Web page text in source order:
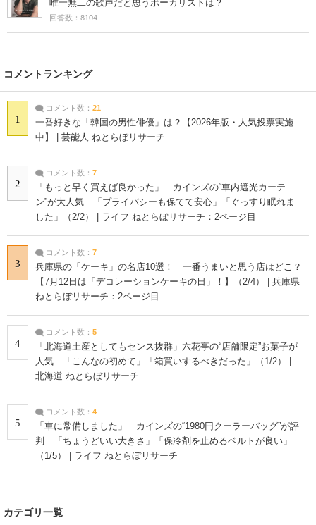
唯一無二の歌声だと思うボーカリストは？
回答数：8104
コメントランキング
1
コメント数： 21
一番好きな「韓国の男性俳優」は？【2026年版・人気投票実施
中】 | 芸能人 ねとらぼリサーチ
2
コメント数： 7
「もっと早く買えば良かった」 カインズの“車内遮光カーテ
ン”が大人気 「プライバシーも保てて安心」「ぐっすり眠れま
した」（2/2） | ライフ ねとらぼリサーチ：2ページ目
3
コメント数： 7
兵庫県の「ケーキ」の名店10選！ 一番うまいと思う店はどこ？
【7月12日は「デコレーションケーキの日」！】（2/4） | 兵庫県
ねとらぼリサーチ：2ページ目
4
コメント数： 5
「北海道土産としてもセンス抜群」六花亭の“店舗限定”お菓子が
人気 「こんなの初めて」「箱買いするべきだった」（1/2） |
北海道 ねとらぼリサーチ
5
コメント数： 4
「車に常備しました」 カインズの“1980円クーラーバッグ”が評
判 「ちょうどいい大きさ」「保冷剤を止めるベルトが良い」
（1/5） | ライフ ねとらぼリサーチ
カテゴリ一覧